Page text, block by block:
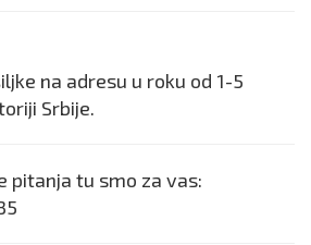
na adresu u roku od 1-5
Srbije.
pitanja tu smo za vas: